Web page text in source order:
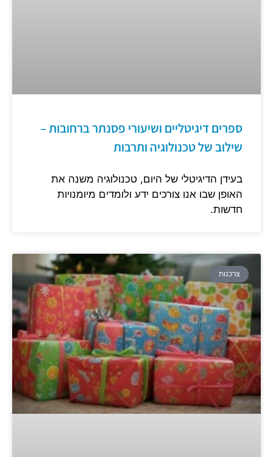
ספרים דיגיטליים ושיעורי פסנתר ברחובות –
שילוב של טכנולוגיה ותרבות
בעידן הדיגיטלי של היום, טכנולוגיה משנה את
האופן שבו אנו צורכים ידע ולומדים מיומנויות
חדשות.
צרכנות